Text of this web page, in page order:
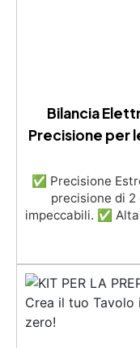
Bilancia
Precisione per
✅ Precisione
precisione di
impeccabili. ✅
fino a 30 kg. ✅
rischio di
ottimali. ✅
usare, ideale per
Risparmio di